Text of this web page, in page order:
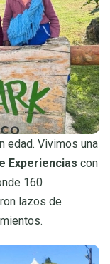
edad. Vivimos una
Experiencias con
160
lazos de